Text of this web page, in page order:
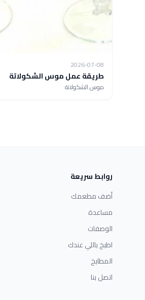
2026-07-08
طريقة عمل موس الشكولاتة
موس الشكولاتة
روابط سريعة
أضف مطعمك
مساعدة
الوصفات
اطبخ باللي عندك
المطابخ
اتصل بنا